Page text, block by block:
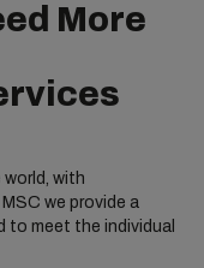
More
with
we provide a
to meet the individual